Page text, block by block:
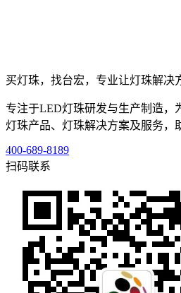
买灯珠，找台宏，专业让灯珠解决
专注于LED灯珠研发与生产制造，
灯珠产品、灯珠解决方案及服务，
400-689-8189
扫码联系